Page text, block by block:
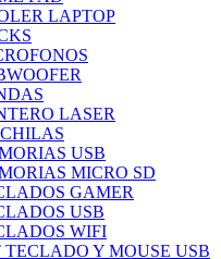
LAPTOP
LASER
USB
MICRO SD
GAMER
USB
WIFI
Y MOUSE USB